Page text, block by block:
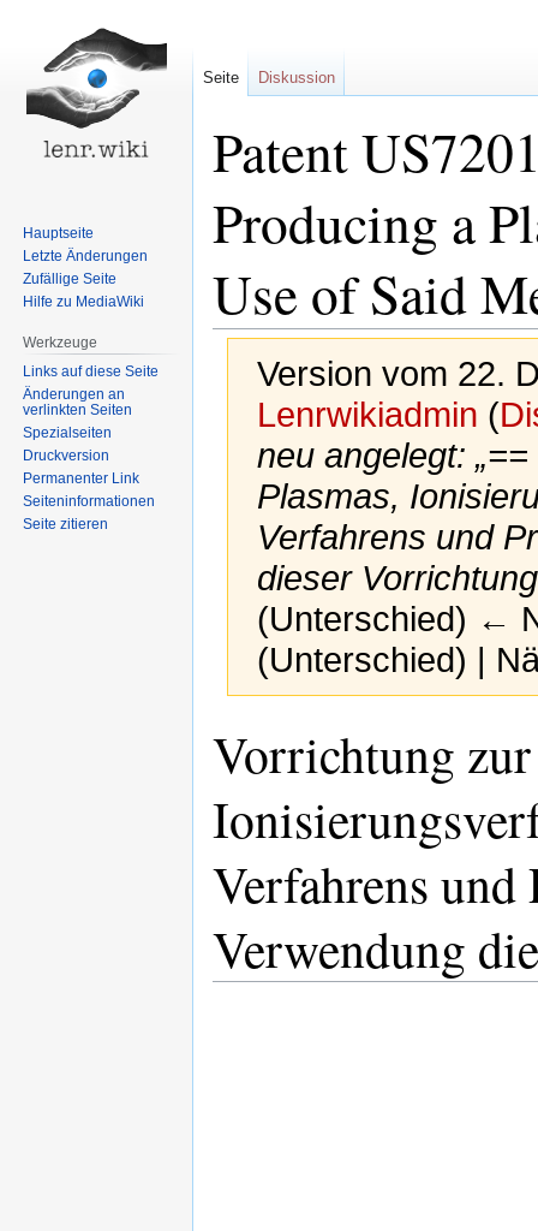
Patent
Producing a
Use of Said
Version vom 22.
Lenrwikiadmin (
neu angelegt:
Plasmas,
Verfahrens und
dieser
(Unterschied) ←
(Unterschied) |
Navigation
Suche
Vorrichtung zur
Verfahrens
Verwendung
Seite Diskussion
Hauptseite
Letzte Änderungen
Zufällige Seite
Hilfe zu MediaWiki
Werkzeuge
Links auf diese Seite
Änderungen an
verlinkten Seiten
Spezialseiten
Druckversion
Permanenter Link
Seiten­informationen
Seite zitieren